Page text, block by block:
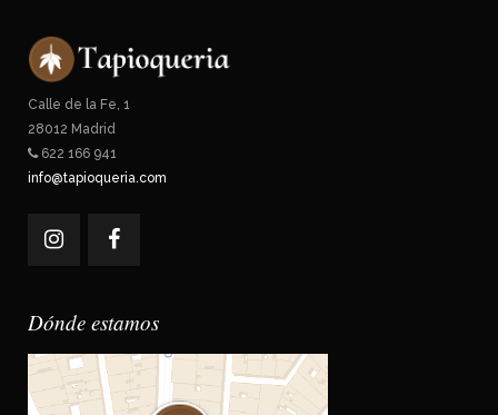
Calle de la Fe, 1
28012 Madrid
622 166 941
info@tapioqueria.com
Dónde estamos